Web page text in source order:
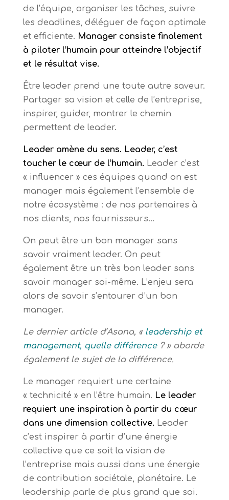
de l’équipe, organiser les tâches, suivre
les deadlines, déléguer de façon optimale
et efficiente. Manager consiste finalement
à piloter l’humain pour atteindre l’objectif
et le résultat vise.
Être leader prend une toute autre saveur.
Partager sa vision et celle de l’entreprise,
inspirer, guider, montrer le chemin
permettent de leader.
Leader amène du sens. Leader, c’est
toucher le cœur de l’humain. Leader c’est
« influencer » ces équipes quand on est
manager mais également l’ensemble de
notre écosystème : de nos partenaires à
nos clients, nos fournisseurs…
On peut être un bon manager sans
savoir vraiment leader. On peut
également être un très bon leader sans
savoir manager soi-même. L’enjeu sera
alors de savoir s’entourer d’un bon
manager.
Le dernier article d’Asana, « leadership et
management, quelle différence ? » aborde
également le sujet de la différence.
Le manager requiert une certaine
« technicité » en l’être humain. Le leader
requiert une inspiration à partir du cœur
dans une dimension collective. Leader
c’est inspirer à partir d’une énergie
collective que ce soit la vision de
l’entreprise mais aussi dans une énergie
de contribution sociétale, planétaire. Le
leadership parle de plus grand que soi.